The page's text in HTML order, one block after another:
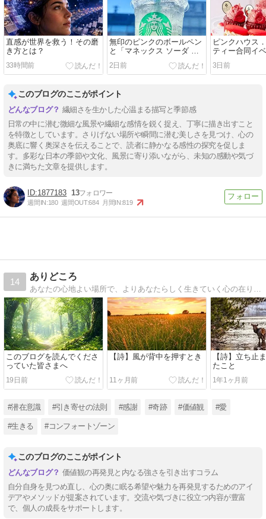
直感が世界を救う！その磨
き方とは？
33時間前
無印のピンクのボールペン
と「マネックス ソーダ 檸
檬ゼリー」
2日前
ピンクハウス
ティー合同イ
3日前
このブログのここがポイント
繊細さを生かした心温まる描写と季節感
日常の中に潜む微細な風景や繊細な感情を鋭く捉え、丁寧に描き出すこと
を特徴としています。さりげない場所や瞬間に潜む美しさを見つけ、心の
奥底に響く奥深さを伝えることで、読者に静かなる感性の探究を促しま
す。多彩な日本の季節や文化、風景に寄り添いながら、未知の感動や気づ
きに満ちた文章を提供します。
1877183 13
週間IN:180 週間OUT:684 月間IN:819
14
ありどころ
あなたの心地よい場所で、よりあなたらしく生きていく心の在り方をご紹介しています。
このブログを読んでくださ
っていた皆さまへ
19日前
【詩】風が背中を押すとき
11ヶ月前
【詩】立ち止
たこと
1年1ヶ月前
#潜在意識 #引き寄せの法則 #感謝 #奇跡 #価値観 #愛
#生きる #コンフォートゾーン
このブログのここがポイント
価値観の再発見と内なる強さを引き出すコラム
自分自身を見つめ直し、心の奥に眠る希望や魅力を再発見するためのアイ
デアやメソッドが提案されています。交流や気づきに役立つ内容が豊富
で、個人の成長をサポートします。